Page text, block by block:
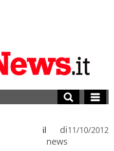
di
news
il 11/10/2012